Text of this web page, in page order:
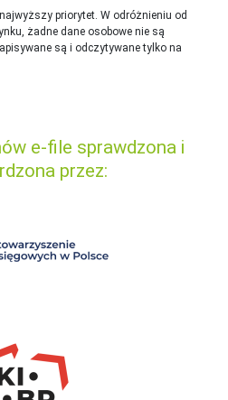
priorytet. W odróżnieniu od
żadne dane osobowe nie są
są i odczytywane tylko na
e-file sprawdzona i
przez: